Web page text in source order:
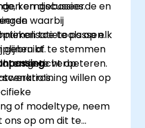
kerngebaseerde en
toe te passen.
af te stemmen
te verbeteren.
en discussies.
waarbij
op elk
gebruikt.
gericht op
willen op
of modeltype, neem
op om dit te